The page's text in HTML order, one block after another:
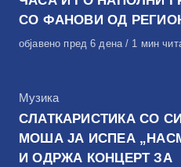
СО ФАНОВИ ОД
Објавено
објавено пред 6 дена 1 мин
КАтегорија
Музика
СЛАТКАРИСТИКА СО
МОША ЈА ИСПЕА
И ОДРЖА КОНЦЕРТ ЗА